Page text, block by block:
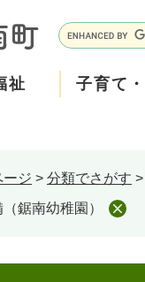
G
o
g
ス
タ
索
保険
防犯
祉
福祉
子育て
教育
しご
観る
観光
政策
広報
りません。
ージ > 分類でさがす >
鋸南幼稚園）